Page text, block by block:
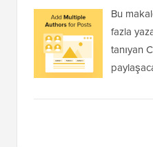
Bu
fazla
tanıyan